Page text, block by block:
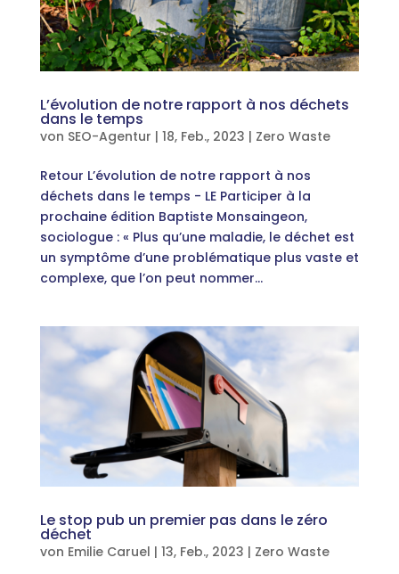
L’évolution de notre rapport à nos déchets
dans le temps
von SEO-Agentur | 18, Feb., 2023 | Zero Waste
Retour L’évolution de notre rapport à nos
déchets dans le temps - LE Participer à la
prochaine édition Baptiste Monsaingeon,
sociologue : « Plus qu’une maladie, le déchet est
un symptôme d’une problématique plus vaste et
complexe, que l’on peut nommer...
Le stop pub un premier pas dans le zéro
déchet
von Emilie Caruel | 13, Feb., 2023 | Zero Waste